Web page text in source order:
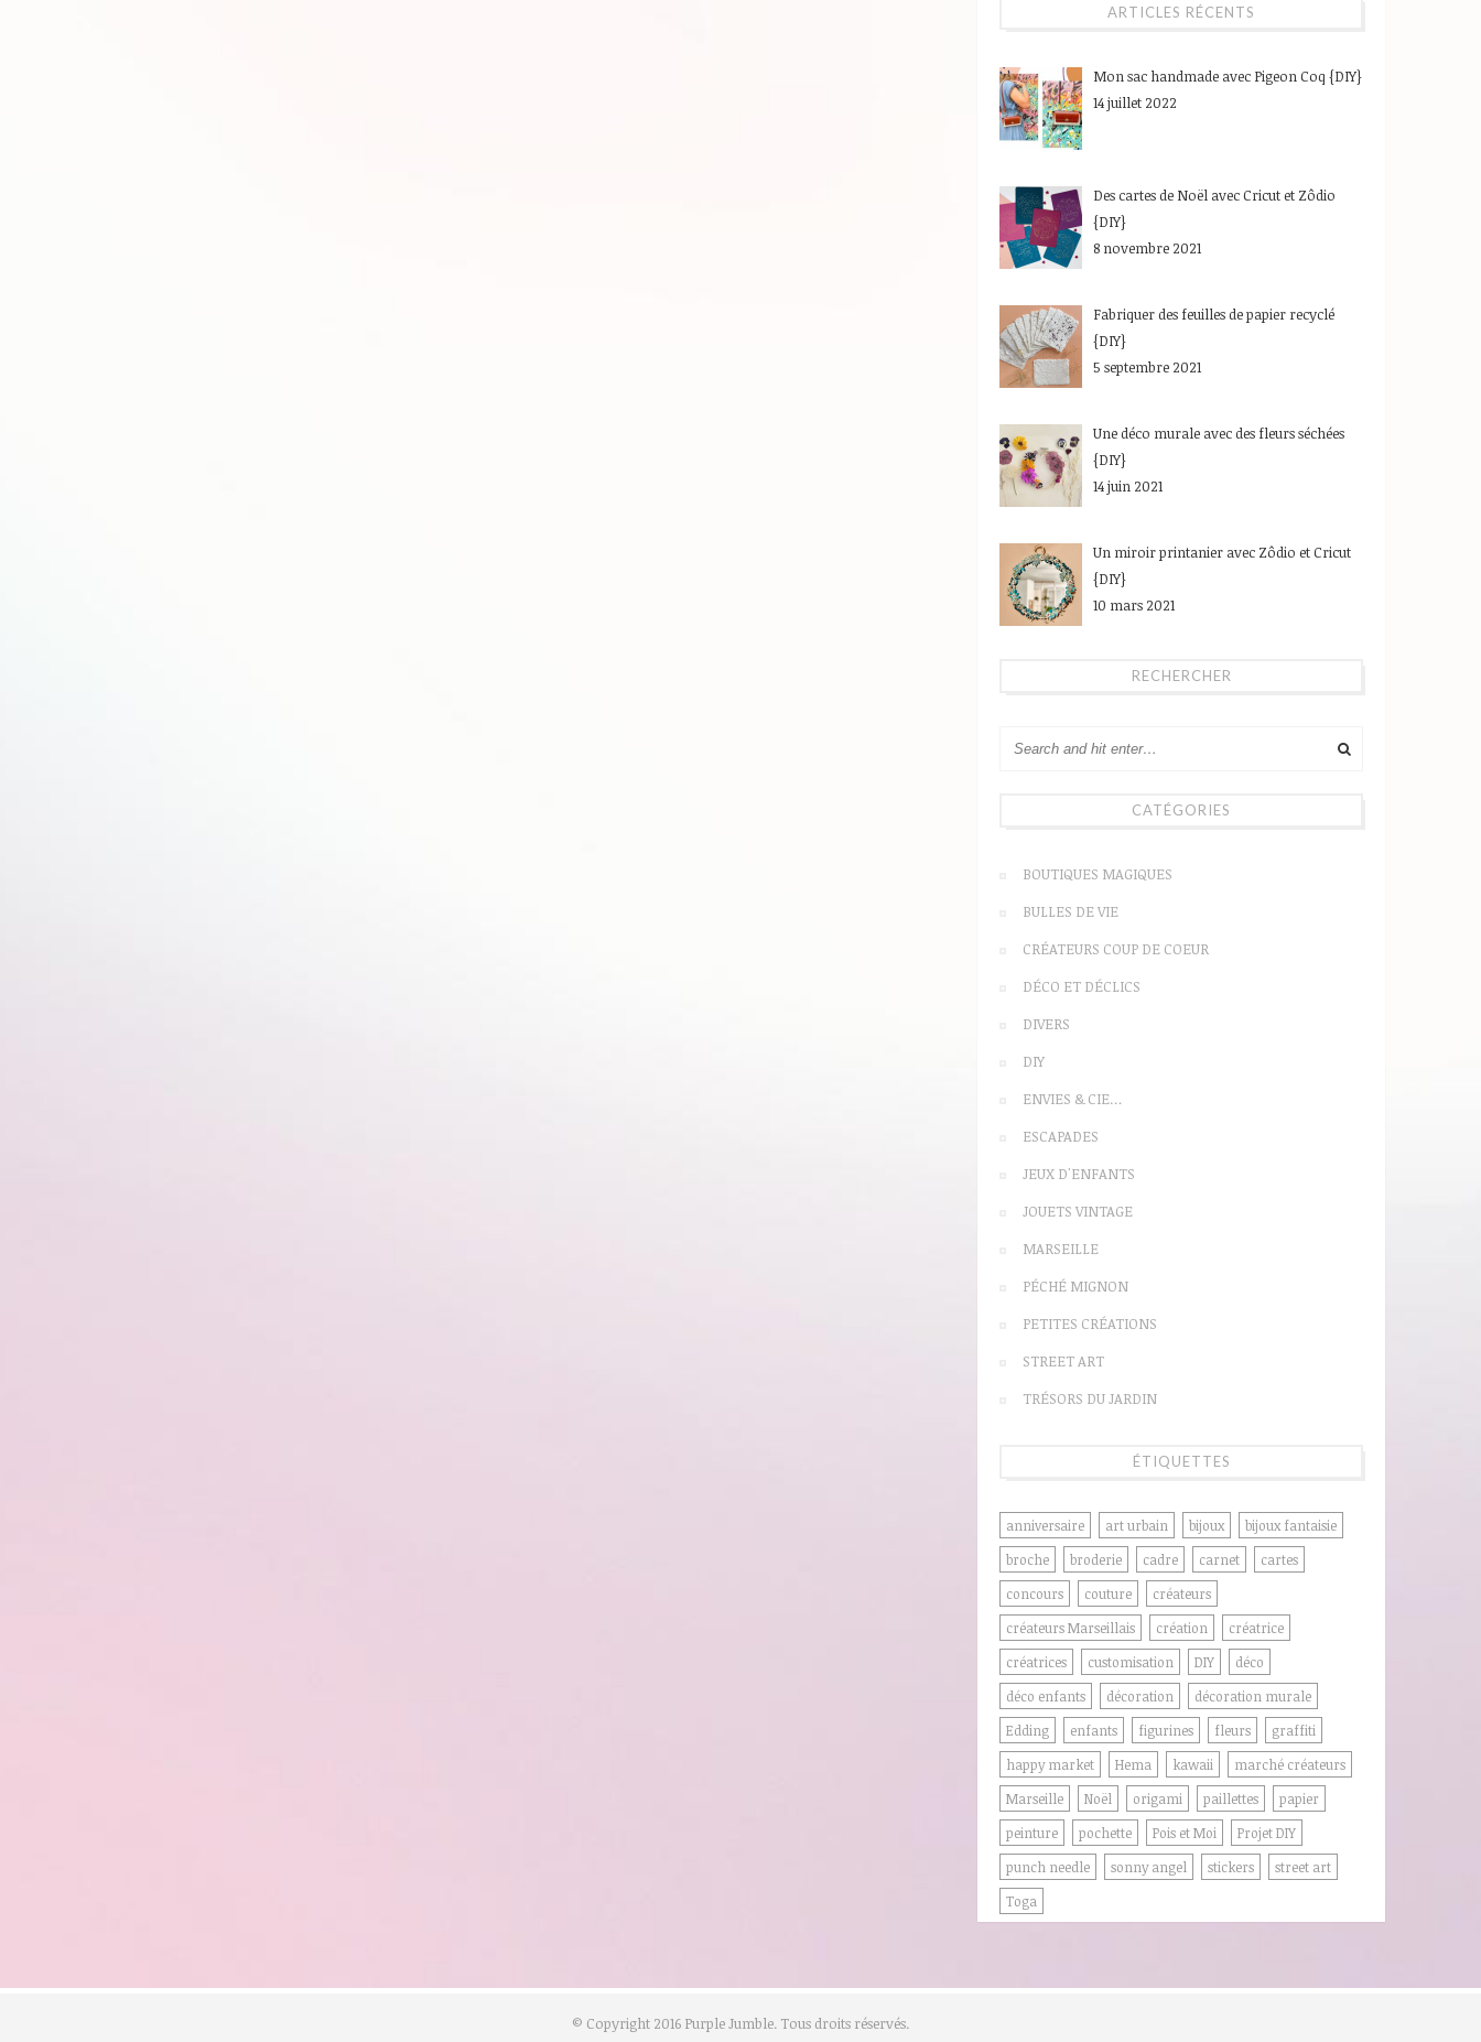
ARTICLES RÉCENTS
Mon sac handmade avec Pigeon Coq {DIY}
14 juillet 2022
Des cartes de Noël avec Cricut et Zôdio
{DIY}
8 novembre 2021
Fabriquer des feuilles de papier recyclé
{DIY}
5 septembre 2021
Une déco murale avec des fleurs séchées
{DIY}
14 juin 2021
Un miroir printanier avec Zôdio et Cricut
{DIY}
10 mars 2021
RECHERCHER
CATÉGORIES
BOUTIQUES MAGIQUES
BULLES DE VIE
CRÉATEURS COUP DE COEUR
DÉCO ET DÉCLICS
DIVERS
DIY
ENVIES & CIE…
ESCAPADES
JEUX D'ENFANTS
JOUETS VINTAGE
MARSEILLE
PÉCHÉ MIGNON
PETITES CRÉATIONS
STREET ART
TRÉSORS DU JARDIN
ÉTIQUETTES
anniversaire art urbain bijoux
bijoux fantaisie
broche
broderie cadre carnet
cartes
concours
couture
créateurs
créateurs Marseillais
création
créatrice
créatrices
customisation DIY
déco
déco enfants
décoration
décoration murale
Edding
enfants figurines fleurs
graffiti
happy market
Hema kawaii
marché créateurs
Marseille
Noël origami paillettes
papier
peinture
pochette Pois et Moi
Projet DIY
punch needle
sonny angel stickers
street art
Toga
© Copyright 2016 Purple Jumble. Tous droits réservés.